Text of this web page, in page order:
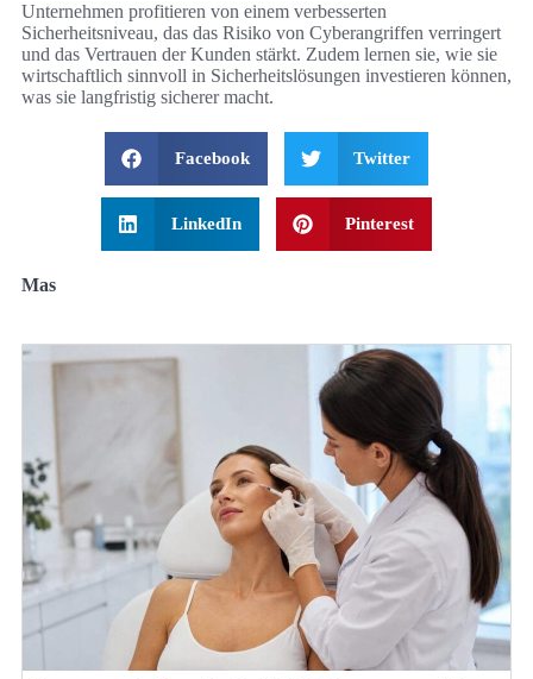
Unternehmen profitieren von einem verbesserten
Sicherheitsniveau, das das Risiko von Cyberangriffen verringert
und das Vertrauen der Kunden stärkt. Zudem lernen sie, wie sie
wirtschaftlich sinnvoll in Sicherheitslösungen investieren können,
was sie langfristig sicherer macht.
Facebook Twitter
LinkedIn Pinterest
Mas